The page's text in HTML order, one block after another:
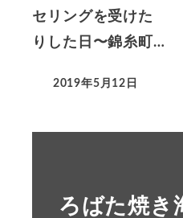
セリングを受けた
りした日〜錦糸町…
2019年5月12日
ろばた焼き